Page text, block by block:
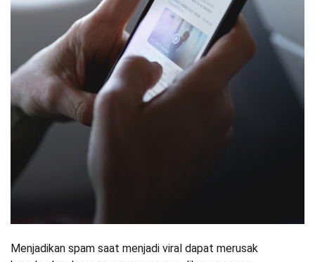
Menjadikan spam saat menjadi viral dapat merusak